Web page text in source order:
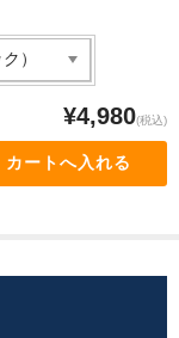
¥4,980(税込)